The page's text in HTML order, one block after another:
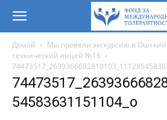
Домой
Мы провели экскурсию в
технический лицей №16
54583631151104_o